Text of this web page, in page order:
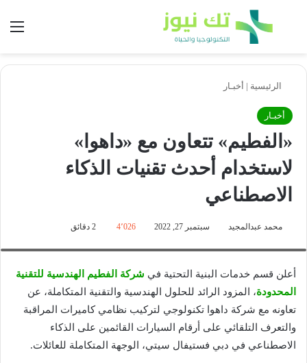
بحث عن
الرئيسية | أخبـار
أخبـار
«الفطيم» تتعاون مع «داهوا»
لاستخدام أحدث تقنيات الذكاء
الاصطناعي
محمد عبدالمجيد سبتمبر 27, 2022 4٬026
Al-Futtaim Engineering & Technologies introduces the latest AI technology at Dubai
أعلن قسم خدمات البنية التحتية في شركة الفطيم الهندسية للتقنية
المحدودة، المزود الرائد للحلول الهندسية والتقنية المتكاملة، عن
تعاونه مع شركة داهوا تكنولوجي لتركيب نظامي كاميرات المراقبة
والتعرف التلقائي على أرقام السيارات القائمين على الذكاء
الاصطناعي في دبي فستيفال سيتي، الوجهة المتكاملة للعائلات.